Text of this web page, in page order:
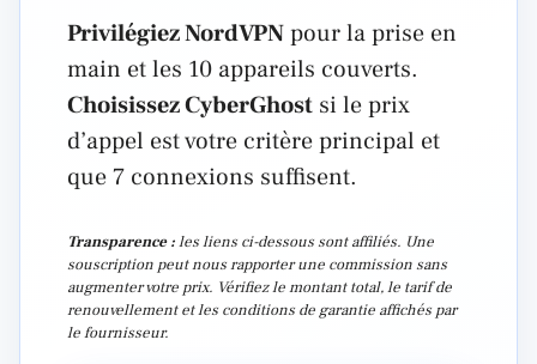
Privilégiez NordVPNpour la prise en
main et les 10 appareils couverts.
Choisissez CyberGhost si le prix
d’appel est votre critère principal et
que 7 connexions suffisent.
Transparence :les liens ci-dessous sont affiliés. Une
souscription peut nous rapporter une commission sans
augmenter votre prix. Vérifiez le montant total, le tarif de
renouvellement et les conditions de garantie affichés par
le fournisseur.